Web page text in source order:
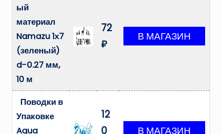
ый
материал
Namazu 1х7
(зеленый)
d-0.27 мм,
10 м
72
₽
Поводки в
Упаковке
Aqua
12
0